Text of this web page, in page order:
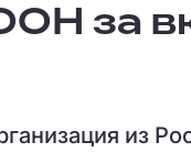
за
из